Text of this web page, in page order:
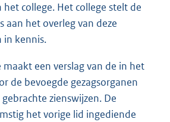
het college. Het college stelt de
aan het overleg van deze
in kennis.
maakt een verslag van de in het
de bevoegde gezagsorganen
zienswijzen. De
het vorige lid ingediende